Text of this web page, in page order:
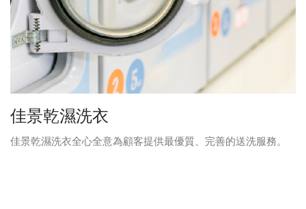
佳景乾濕洗衣
佳景乾濕洗衣全心全意為顧客提供最優質、完善的送洗服務。